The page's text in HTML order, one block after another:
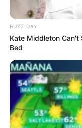
3. Ia berasal dari
BUZZ DAY
Kate Middleton Can't
Bed